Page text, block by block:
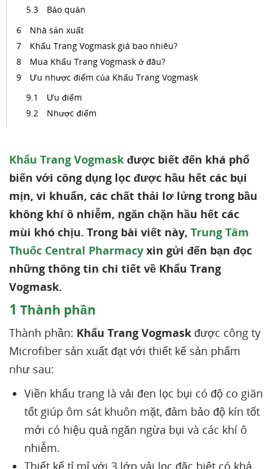
Bảo quản
Nhà sản xuất
Khẩu Trang Vogmask giá bao nhiêu?
Mua Khẩu Trang Vogmask ở đâu?
Ưu nhược điểm của Khẩu Trang Vogmask
Ưu điểm
Nhược điểm
Khẩu Trang Vogmask được biết đến khá phổ
biến với công dụng lọc được hầu hết các bụi
mịn, vi khuẩn, các chất thải lơ lửng trong bầu
không khí ô nhiễm, ngăn chặn hầu hết các
mùi khó chịu. Trong bài viết này, Trung Tâm
Thuốc Central Pharmacy xin gửi đến bạn đọc
những thông tin chi tiết về Khẩu Trang
Vogmask.
1 Thành phần
Thành phần: Khẩu Trang Vogmask được công ty
Microfiber sản xuất đạt với thiết kế sản phẩm
như sau:
Viền khẩu trang là vải đen lọc bụi có độ co giãn
tốt giúp ôm sát khuôn mặt, đảm bảo độ kín tốt
mới có hiệu quả ngăn ngừa bụi và các khí ô
nhiễm.
Thiết kế tỉ mỉ với 3 lớp vải lọc đặc biệt có khả